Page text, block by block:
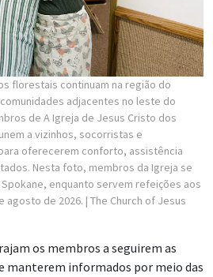
florestais continuam na região do
adjacentes no leste do
de A Igreja de Jesus Cristo dos
a vizinhos, socorristas e
oferecerem conforto, assistência
Nesta foto, membros da Igreja se
enquanto servem refeições aos
agosto de 2026. | The Church of Jesus
os membros a seguirem as
manterem informados por meio das